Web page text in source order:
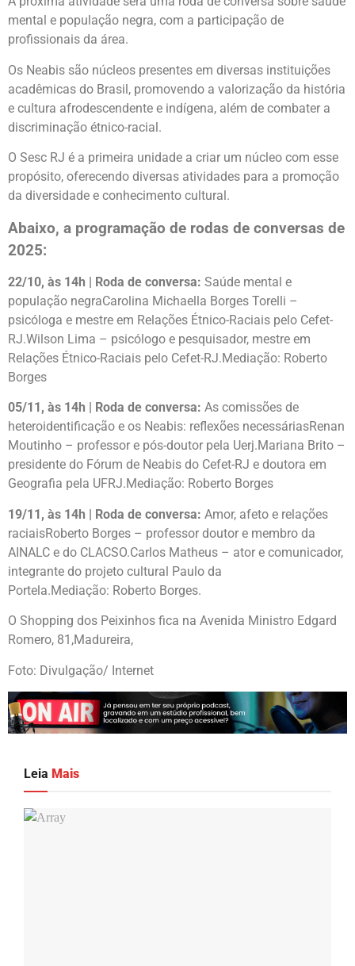
mental e população negra, com a participação de
profissionais da área.
Os Neabis são núcleos presentes em diversas instituições
acadêmicas do Brasil, promovendo a valorização da história
e cultura afrodescendente e indígena, além de combater a
discriminação étnico-racial.
O Sesc RJ é a primeira unidade a criar um núcleo com esse
propósito, oferecendo diversas atividades para a promoção
da diversidade e conhecimento cultural.
Abaixo, a programação de rodas de conversas de
2025:
22/10, às 14h | Roda de conversa: Saúde mental e
população negraCarolina Michaella Borges Torelli –
psicóloga e mestre em Relações Étnico-Raciais pelo Cefet-
RJ.Wilson Lima – psicólogo e pesquisador, mestre em
Relações Étnico-Raciais pelo Cefet-RJ.Mediação: Roberto
Borges
05/11, às 14h | Roda de conversa: As comissões de
heteroidentificação e os Neabis: reflexões necessáriasRenan
Moutinho – professor e pós-doutor pela Uerj.Mariana Brito –
presidente do Fórum de Neabis do Cefet-RJ e doutora em
Geografia pela UFRJ.Mediação: Roberto Borges
19/11, às 14h | Roda de conversa: Amor, afeto e relações
raciaisRoberto Borges – professor doutor e membro da
AINALC e do CLACSO.Carlos Matheus – ator e comunicador,
integrante do projeto cultural Paulo da
Portela.Mediação: Roberto Borges.
O Shopping dos Peixinhos fica na Avenida Ministro Edgard
Romero, 81,Madureira,
Foto: Divulgação/ Internet
Leia Mais